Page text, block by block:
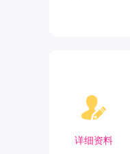
详细资料